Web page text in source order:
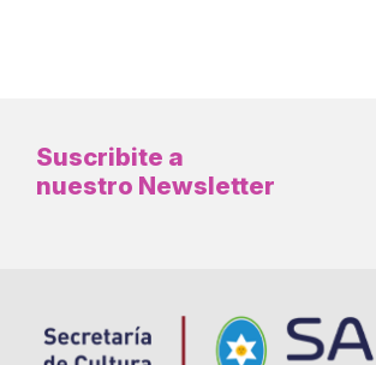
Suscribite a
nuestro Newsletter